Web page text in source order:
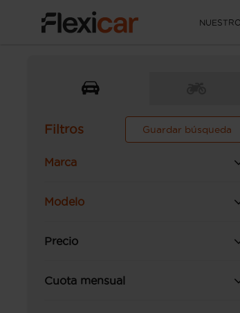
Filtros Guardar búsqueda
Marca
Modelo
Precio
Cuota mensual